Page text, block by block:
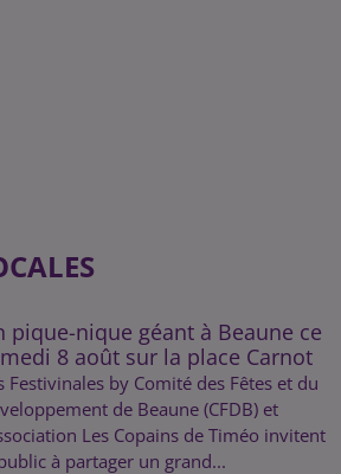
pique-nique géant à Beaune ce
8 août sur la place Carnot
Festivinales by Comité des Fêtes et du
de Beaune (CFDB) et
Les Copains de Timéo invitent
à partager un grand...